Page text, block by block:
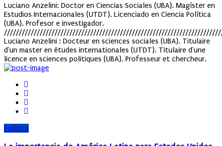
Luciano Anzelini: Doctor en Ciencias Sociales (UBA). Magíster en
Estudios Internacionales (UTDT). Licenciado en Ciencia Política
(UBA). Profesor e investigador.
Luciano Anzelini : Docteur en sciences sociales (UBA). Titulaire
d'un master en études internationales (UTDT). Titulaire d'une
licence en sciences politiques (UBA). Professeur et chercheur.
Política